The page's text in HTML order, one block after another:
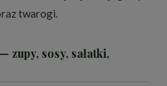
twarogi
zupy, sosy, sałatki,